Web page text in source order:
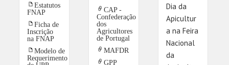
Estatutos
FNAP
Ficha de
Inscrição
na FNAP
Modelo de
Requerimento
CAP -
Confederação
dos
Agricultores
de Portugal
MAFDR
GPP
Dia da
Apicultur
a na Feira
Nacional
da